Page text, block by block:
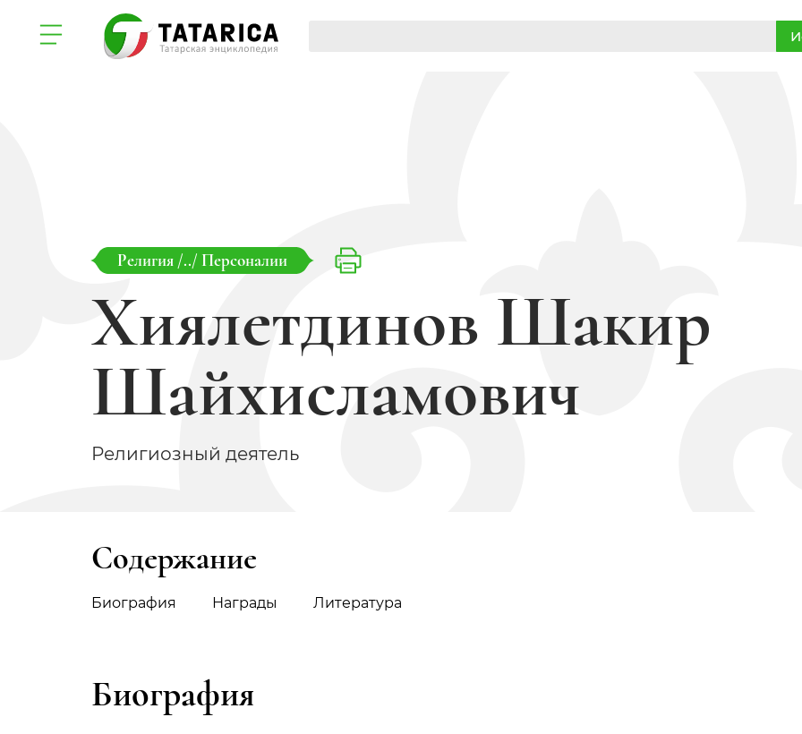
Религия /../ Персоналии
Хиялетдинов Шакир
Шайхисламович
Религиозный деятель
Содержание
Биография Награды Литература
Биография